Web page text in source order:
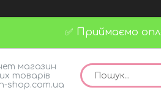
✅ Приймаємо
магазин
товарів
shop.com.ua